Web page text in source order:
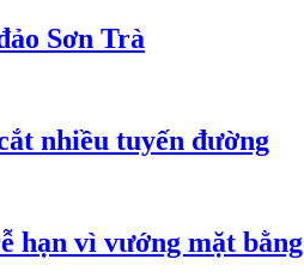
Sơn Trà
nhiều tuyến đường
hạn vì vướng mặt bằng